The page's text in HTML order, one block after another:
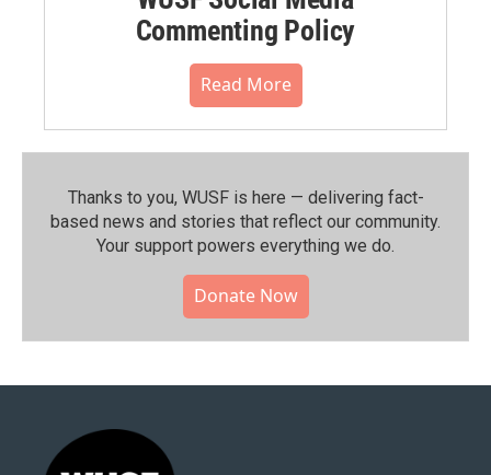
Commenting Policy
Read More
Thanks to you, WUSF is here — delivering fact-
based news and stories that reflect our community.⁠
Your support powers everything we do.
Donate Now